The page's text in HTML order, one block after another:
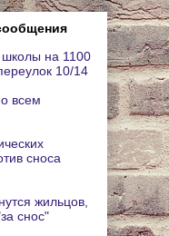
школы на 1100
10/14
всем
сноса
жильцов,
снос"